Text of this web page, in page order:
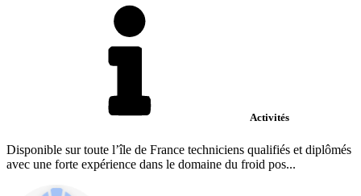
Activités
Disponible sur toute l’île de France techniciens qualifiés et diplômés
avec une forte expérience dans le domaine du froid pos...